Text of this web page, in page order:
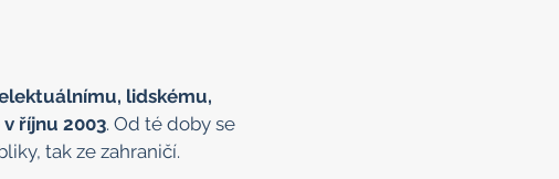
lidskému,
v říjnu 2003. Od té doby se
tak ze zahraničí.